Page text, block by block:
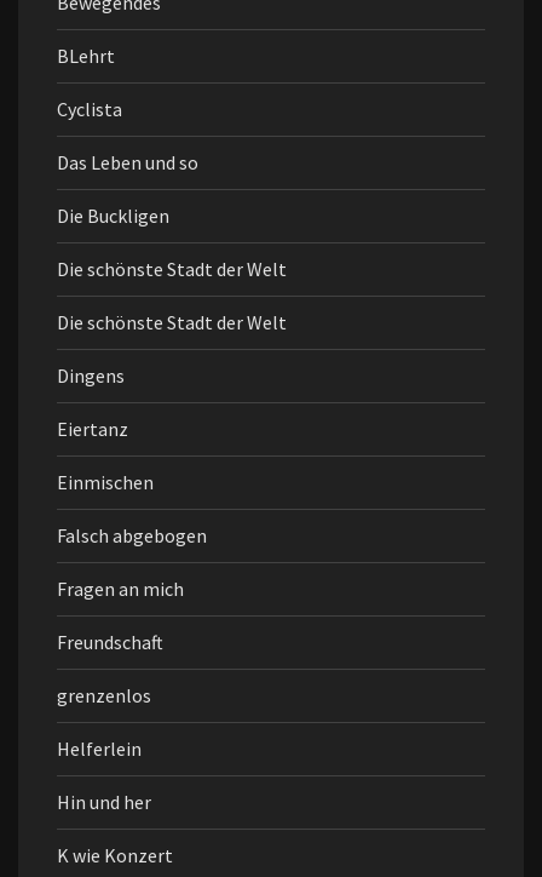
BLehrt
Cyclista
Das Leben und so
Die Buckligen
Die schönste Stadt der Welt
Die schönste Stadt der Welt
Dingens
Eiertanz
Einmischen
Falsch abgebogen
Fragen an mich
Freundschaft
grenzenlos
Helferlein
Hin und her
K wie Konzert